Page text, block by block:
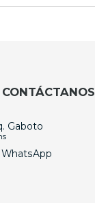
CONTÁCTANOS
Gaboto